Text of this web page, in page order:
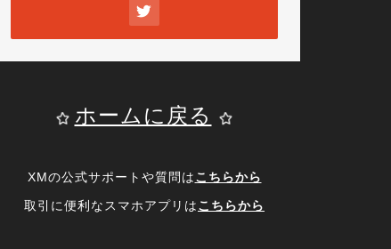
ホームに戻る
XMの公式サポートや質問は こちらから
取引に便利なスマホアプリは こちらから